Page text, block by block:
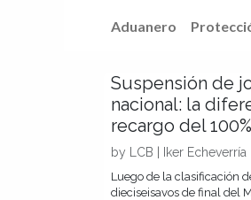
Aduanero
Suspensión de
nacional: la
recargo del 100%
by LCB | Iker Echeverría
Luego de la clasificación
dieciseisavos de final del